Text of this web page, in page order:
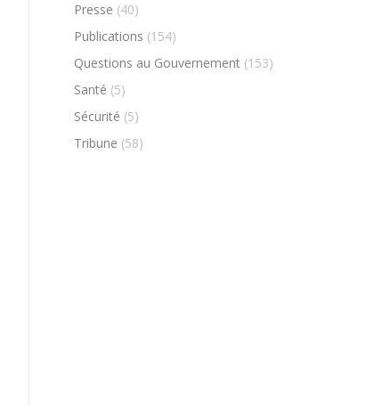
Presse (40)
Publications (154)
Questions au Gouvernement (153)
Santé (5)
Sécurité (5)
Tribune (58)